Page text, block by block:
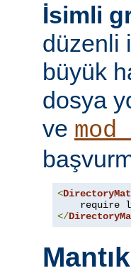
İsimli
düzenli
büyük
dosya
ve
<
require
</